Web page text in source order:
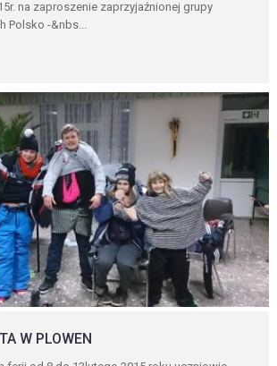
na zaproszenie zaprzyjaźnionej grupy
Polsko -&nbs...
W PLOWEN